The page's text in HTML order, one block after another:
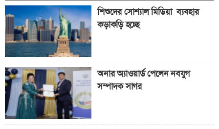
শিশুদের সোশ্যাল মিডিয়া ব্যবহার
কড়াকড়ি হচ্ছে
অনার অ্যাওয়ার্ড পেলেন নবযুগ
সম্পাদক সাগর